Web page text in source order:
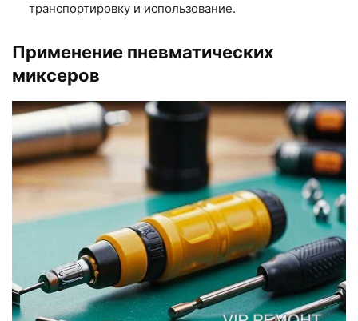
транспортировку и использование.
Применение пневматических
миксеров